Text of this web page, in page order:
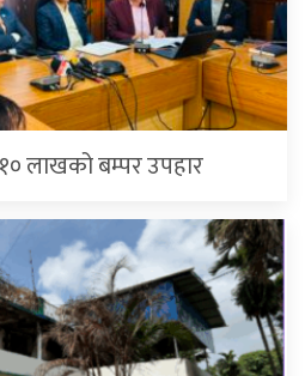
लाखको बम्पर उपहार